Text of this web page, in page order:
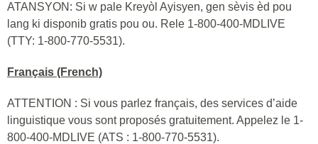
ATANSYON: Si w pale Kreyòl Ayisyen, gen sèvis èd pou
lang ki disponib gratis pou ou. Rele 1-800-400-MDLIVE
(TTY: 1-800-770-5531).
Français (French)
ATTENTION : Si vous parlez français, des services d’aide
linguistique vous sont proposés gratuitement. Appelez le 1-
800-400-MDLIVE (ATS : 1-800-770-5531).